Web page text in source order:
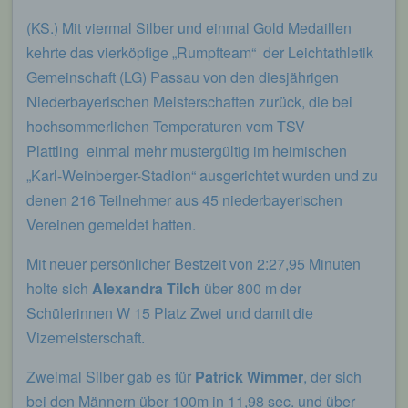
(KS.) Mit viermal Silber und einmal Gold Medaillen
kehrte das vierköpfige „Rumpfteam“ der Leichtathletik
Gemeinschaft (LG) Passau von den diesjährigen
Niederbayerischen Meisterschaften zurück, die bei
hochsommerlichen Temperaturen vom TSV
Plattling einmal mehr mustergültig im heimischen
„Karl-Weinberger-Stadion“ ausgerichtet wurden und zu
denen 216 Teilnehmer aus 45 niederbayerischen
Vereinen gemeldet hatten.
Mit neuer persönlicher Bestzeit von 2:27,95 Minuten
holte sich Alexandra Tilch über 800 m der
Schülerinnen W 15 Platz Zwei und damit die
Vizemeisterschaft.
Zweimal Silber gab es für Patrick Wimmer, der sich
bei den Männern über 100m in 11,98 sec. und über
Die Blogposts können in der Regel von Dritten
kommentiert werden.
Hinterlässt eine betroffene Person einen
Kommentar in dem auf dieser Internetseite
veröffentlichten Blog, werden neben den von der
betroffenen Person hinterlassenen Kommentaren
auch Angaben zum Zeitpunkt der
Kommentareingabe sowie zu dem von der
betroffenen Person gewählten Nutzernamen
(Pseudonym) gespeichert und veröffentlicht.
Ferner wird die vom Internet-Service-Provider
Adresse mitprotokolliert. Diese Speicherung der
IP-Adresse erfolgt aus Sicherheitsgründen und für
den Fall, dass die betroffene Person durch einen
abgegebenen Kommentar die Rechte Dritter
verletzt oder rechtswidrige Inhalte postet. Die
Verarbeitung Verantwortlichen, damit sich dieser
im Falle einer Rechtsverletzung gegebenenfalls